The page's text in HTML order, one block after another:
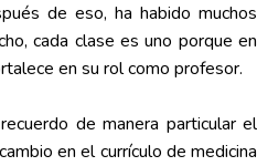
de eso, ha habido muchos
cada clase es uno porque en
en su rol como profesor.
de manera particular el
en el currículo de medicina